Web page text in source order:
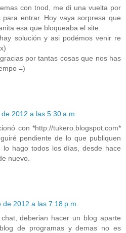
con tnod, me di una vuelta por
entrar. Hoy vaya sorpresa que
esa que bloqueaba el site.
solución y asi podémos venir re
por tantas cosas que nos has
=)
2012 a las 5:30 a.m.
con *http://tukero.blogspot.com*
pendiente de lo que publiquen
lo hago todos los días, desde hace
nuevo.
de 2012 a las 7:18 p.m.
deberian hacer un blog aparte
de programas y demas no es